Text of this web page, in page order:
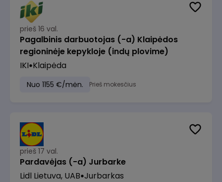
prieš 16 val.
Pagalbinis darbuotojas (-a) Klaipėdos
regioninėje kepykloje (indų plovime)
IKI Klaipėda
Nuo 1155 €/mėn. Prieš mokesčius
prieš 17 val.
Pardavėjas (-a) Jurbarke
Lidl Lietuva, UAB Jurbarkas